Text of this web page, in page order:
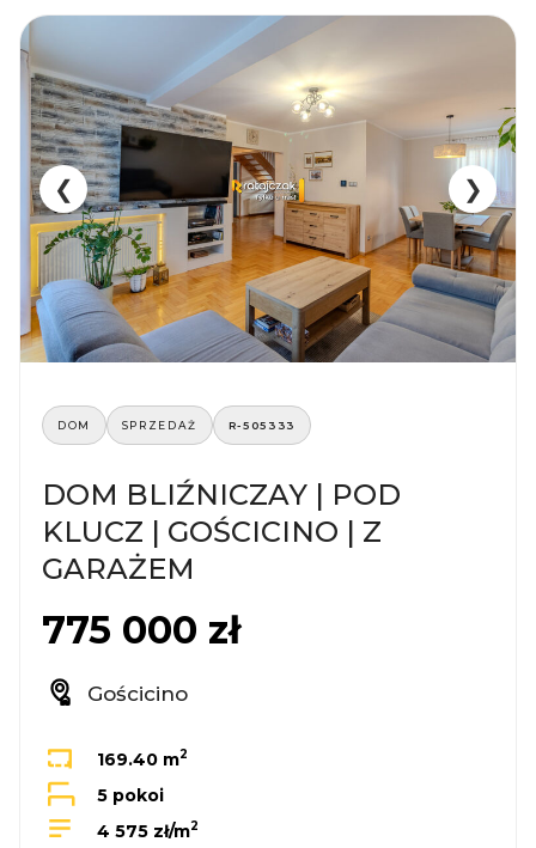
❮ ❯
DOM SPRZEDAŻ R-505333
DOM BLIŹNICZAY | POD
KLUCZ | GOŚCICINO | Z
GARAŻEM
775 000 zł
Gościcino
169.40 m2
5 pokoi
4 575 zł/m2